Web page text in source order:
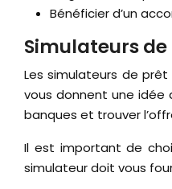
Bénéficier d’un
Simulateurs
Les simulateurs de
vous donnent une
banques et trouver
Il est important de
simulateur doit vous